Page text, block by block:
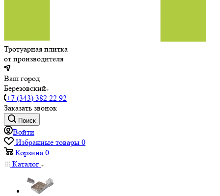
Тротуарная плитка
от производителя
Ваш город
Березовский
+7 (343) 382 22 92
Заказать звонок
Поиск
Войти
Избранные товары 0
Корзина 0
Каталог